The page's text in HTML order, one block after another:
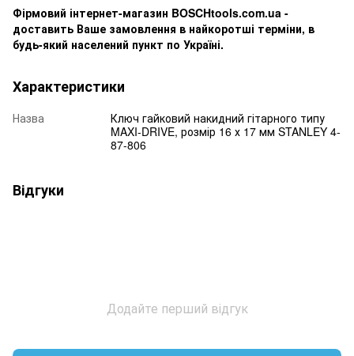
Фірмовий інтернет-магазин BOSCHtools.com.ua -
доставить Ваше замовлення в найкоротші терміни, в
будь-який населений пункт по Україні.
Характеристики
Назва
Ключ гайковий накидний гітарного типу
MAXI-DRIVE, розмір 16 х 17 мм STANLEY 4-
87-806
Відгуки
Додайте перший відгук